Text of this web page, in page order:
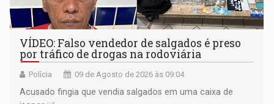
VÍDEO: Falso vendedor de salgados é preso
por tráfico de drogas na rodoviária
Polícia 09 de Agosto de 2026 às 09:04
Acusado fingia que vendia salgados em uma caixa de